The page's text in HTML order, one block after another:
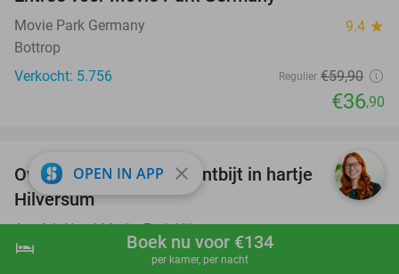
shopping_cart Boek nu
hotel Boek nu voor €134
per kamer, per nacht
Movie Park Germany 9.4 star
Bottrop
Verkocht: 5.756
Regulier €59,90
€36,90
14%
Overnachting voor 2 + ontbijt in hartje
Hilversum
Amrâth Hotel Media Park Hilversum 8.9star
Hilversum (13 km)
OPEN IN APP close